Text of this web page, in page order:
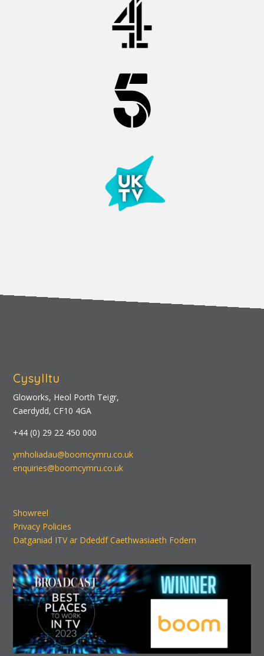
Cysylltu
Gloworks, Heol Porth Teigr,
Caerdydd, CF10 4GA
+44 (0) 29 22 450 000
ymholiadau@boomcymru.co.uk
enquiries@boomcymru.co.uk
Showreel
Privacy Policies
Datganiad ITV ar Ddeddf Caethwasiaeth Fodern